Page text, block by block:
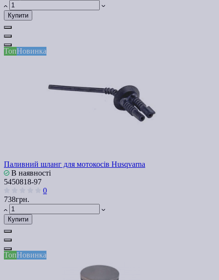
Купити
ТопНовинка
Паливний шланг для мотокосів Husqvarna
В наявності
5450818-97
0
738грн.
Купити
ТопНовинка